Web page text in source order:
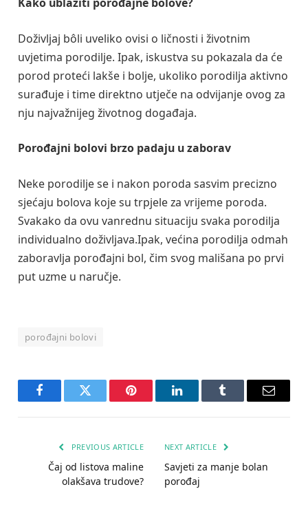
Doživljaj bôli uveliko ovisi o ličnosti i životnim
uvjetima porodilje. Ipak, iskustva su pokazala da će
porod proteći lakše i bolje, ukoliko porodilja aktivno
surađuje i time direktno utječe na odvijanje ovog za
nju najvažnijeg životnog događaja.
Porođajni bolovi brzo padaju u zaborav
Neke porodilje se i nakon poroda sasvim precizno
sjećaju bolova koje su trpjele za vrijeme poroda.
Svakako da ovu vanrednu situaciju svaka porodilja
individualno doživljava.Ipak, većina porodilja odmah
zaboravlja porođajni bol, čim svog mališana po prvi
put uzme u naručje.
porođajni bolovi
FacebookTwitter Pinterest LinkedInTumblr Email
PREVIOUS ARTICLE
Čaj od listova maline
olakšava trudove?
NEXT ARTICLE
Savjeti za manje bolan
porođaj